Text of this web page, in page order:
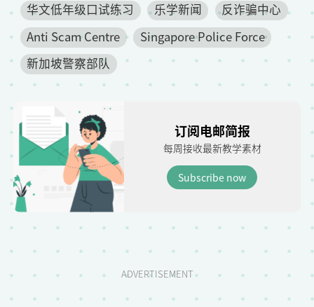
华文低年级口试练习
乐学新闻
反诈骗中心
Anti Scam Centre
Singapore Police Force
新加坡警察部队
订阅电邮简报
每周接收最新教学素材
Subscribe now
ADVERTISEMENT